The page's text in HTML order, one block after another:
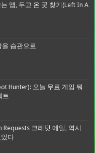
앱, 두고 온 곳 찾기(Left In A
습관으로
Hunter): 오늘 무료 게임 뭐
트
크레딧 메일, 역시
다